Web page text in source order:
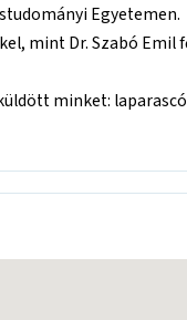
Egyetemen.
mint Dr. Szabó Emil
minket: